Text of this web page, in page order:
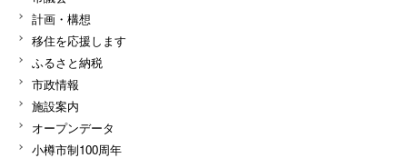
計画・構想
移住を応援します
ふるさと納税
市政情報
施設案内
オープンデータ
小樽市制100周年